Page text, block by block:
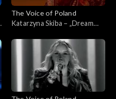
The Voice of Poland
Katarzyna Skiba – „Dream
Live 1, 8 listopada 2025